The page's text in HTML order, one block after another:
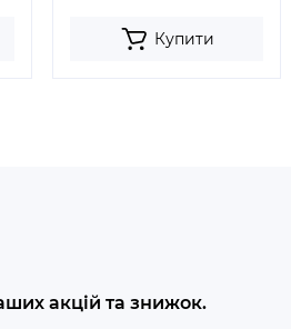
Купити
акцій та знижок.